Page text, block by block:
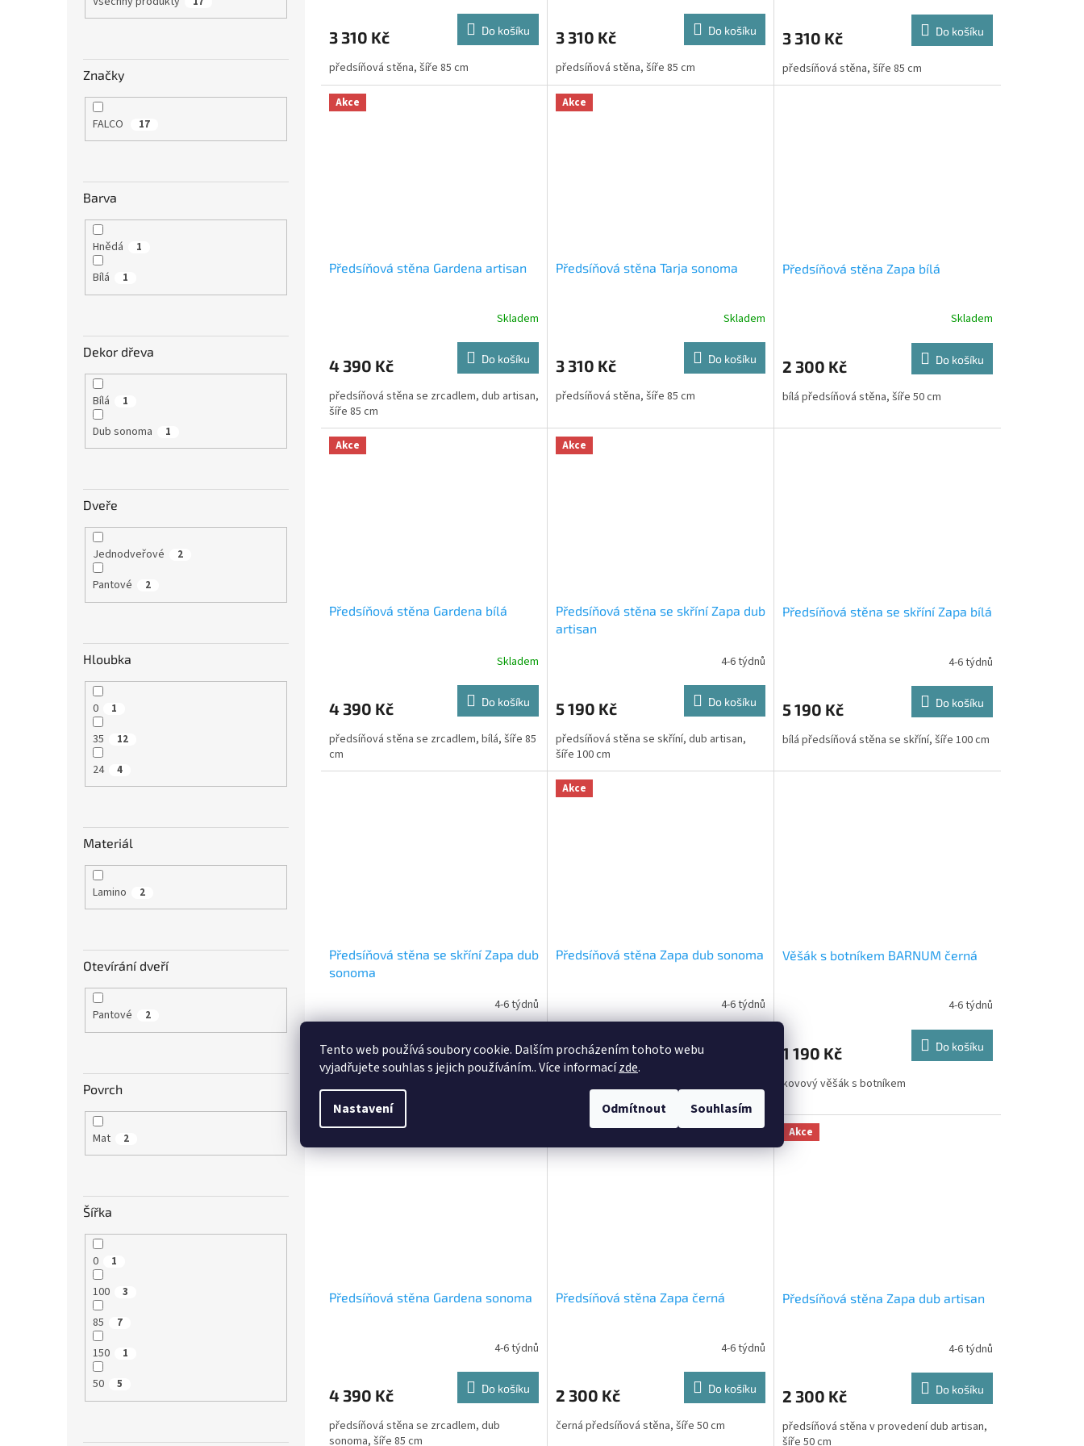
Tento web používá soubory cookie. Dalším procházením tohoto webu
vyjadřujete souhlas s jejich používáním.. Více informacízde.
Nastavení Odmítnout Souhlasím
Značky
FALCO 17
Barva
Hnědá 1
Bílá 1
Dekor dřeva
Bílá 1
Dub sonoma 1
Dveře
Jednodveřové 2
Pantové 2
Hloubka
0 1
35 12
24 4
Materiál
Lamino 2
Otevírání dveří
Pantové 2
Povrch
Mat 2
Šířka
0 1
100 3
85 7
150 1
50 5
3 310 Kč Do košíku
předsíňová stěna, šíře 85 cm
3 310 Kč Do košíku
předsíňová stěna, šíře 85 cm
3 310 Kč Do košíku
předsíňová stěna, šíře 85 cm
Akce
Předsíňová stěna Gardena artisan
Skladem
4 390 Kč Do košíku
předsíňová stěna se zrcadlem, dub artisan,
šíře 85 cm
Akce
Předsíňová stěna Tarja sonoma
Skladem
3 310 Kč Do košíku
předsíňová stěna, šíře 85 cm
Předsíňová stěna Zapa bílá
Skladem
2 300 Kč Do košíku
bílá předsíňová stěna, šíře 50 cm
Akce
Předsíňová stěna Gardena bílá
Skladem
4 390 Kč Do košíku
předsíňová stěna se zrcadlem, bílá, šíře 85
cm
Akce
Předsíňová stěna se skříní Zapa dub
artisan
4-6 týdnů
5 190 Kč Do košíku
předsíňová stěna se skříní, dub artisan,
šíře 100 cm
Předsíňová stěna se skříní Zapa bílá
4-6 týdnů
5 190 Kč Do košíku
bílá předsíňová stěna se skříní, šíře 100 cm
Předsíňová stěna se skříní Zapa dub
sonoma
4-6 týdnů
5 190 Kč Do košíku
Akce
Předsíňová stěna Zapa dub sonoma
4-6 týdnů
2 300 Kč
Věšák s botníkem BARNUM černá
4-6 týdnů
1 190 Kč Do košíku
kovový věšák s botníkem
Předsíňová stěna Gardena sonoma
4-6 týdnů
4 390 Kč Do košíku
předsíňová stěna se zrcadlem, dub
sonoma, šíře 85 cm
Předsíňová stěna Zapa černá
4-6 týdnů
2 300 Kč Do košíku
černá předsíňová stěna, šíře 50 cm
Akce
Předsíňová stěna Zapa dub artisan
4-6 týdnů
2 300 Kč Do košíku
předsíňová stěna v provedení dub artisan,
šíře 50 cm